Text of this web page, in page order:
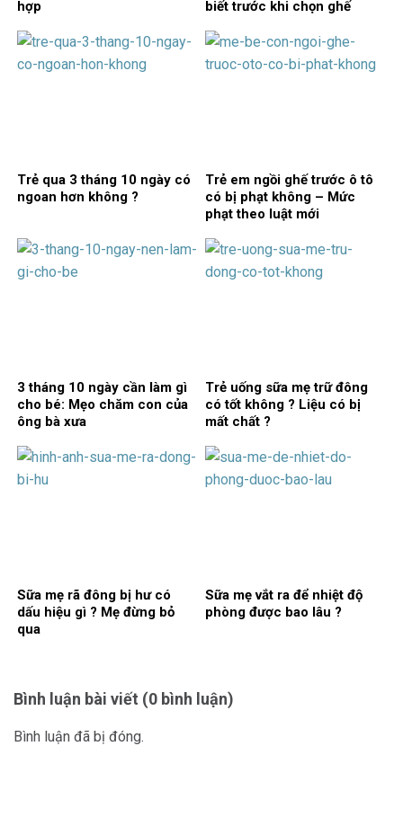
hợp
biết trước khi chọn ghế
Trẻ qua 3 tháng 10 ngày có
ngoan hơn không ?
Trẻ em ngồi ghế trước ô tô
có bị phạt không – Mức
phạt theo luật mới
3 tháng 10 ngày cần làm gì
cho bé: Mẹo chăm con của
ông bà xưa
Trẻ uống sữa mẹ trữ đông
có tốt không ? Liệu có bị
mất chất ?
Sữa mẹ rã đông bị hư có
dấu hiệu gì ? Mẹ đừng bỏ
qua
Sữa mẹ vắt ra để nhiệt độ
phòng được bao lâu ?
Bình luận bài viết (0 bình luận)
Bình luận đã bị đóng.